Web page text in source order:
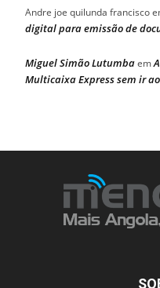
Andre joe quilunda francisco
digital para emissão de
Miguel Simão Lutumbaem
Multicaixa Express sem ir